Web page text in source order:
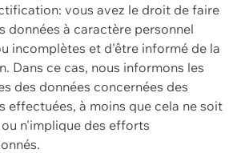
vous avez le droit de faire
données à caractère personnel
incomplètes et d'être informé de la
Dans ce cas, nous informons les
des données concernées des
effectuées, à moins que cela ne soit
n'implique des efforts